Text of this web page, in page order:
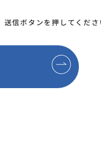
送信ボタンを押してくだ